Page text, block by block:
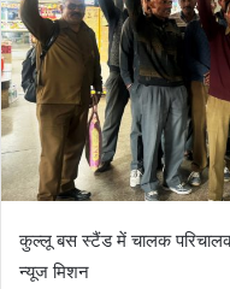
कुल्लू बस स्टैंड में चालक परिचालक
न्यूज मिशन